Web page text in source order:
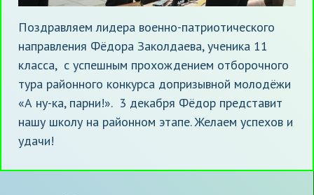
Поздравляем лидера военно-патриотического
направления Фёдора Заколдаева, ученика 11
класса, с успешным прохождением отборочного
тура районного конкурса допризывной молодёжи
«А ну-ка, парни!». 3 декабря Фёдор представит
нашу школу на районном этапе. Желаем успехов и
удачи!